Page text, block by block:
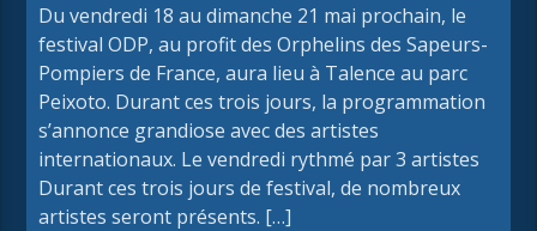
Du vendredi 18 au dimanche 21 mai prochain, le
festival ODP, au profit des Orphelins des Sapeurs-
Pompiers de France, aura lieu à Talence au parc
Peixoto. Durant ces trois jours, la programmation
s’annonce grandiose avec des artistes
internationaux. Le vendredi rythmé par 3 artistes
Durant ces trois jours de festival, de nombreux
artistes seront présents. […]